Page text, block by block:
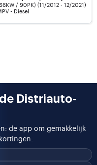
/ 90PK) (11/2012 - 12/2021)
- Diesel
de Distriauto-
de app om gemakkelijk